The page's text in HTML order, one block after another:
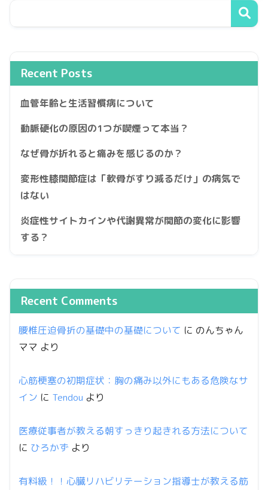
Recent Posts
血管年齢と生活習慣病について
動脈硬化の原因の1つが喫煙って本当？
なぜ骨が折れると痛みを感じるのか？
変形性膝関節症は「軟骨がすり減るだけ」の病気で
はない
炎症性サイトカインや代謝異常が関節の変化に影響
する？
Recent Comments
腰椎圧迫骨折の基礎中の基礎について に のんちゃん
ママ より
心筋梗塞の初期症状：胸の痛み以外にもある危険なサ
イン に Tendou より
医療従事者が教える朝すっきり起きれる方法について
に ひろかず より
有料級！！心臓リハビリテーション指導士が教える筋